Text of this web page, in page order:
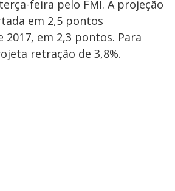
feira pelo FMI. A projeção
em 2,5 pontos
2017, em 2,3 pontos. Para
retração de 3,8%.